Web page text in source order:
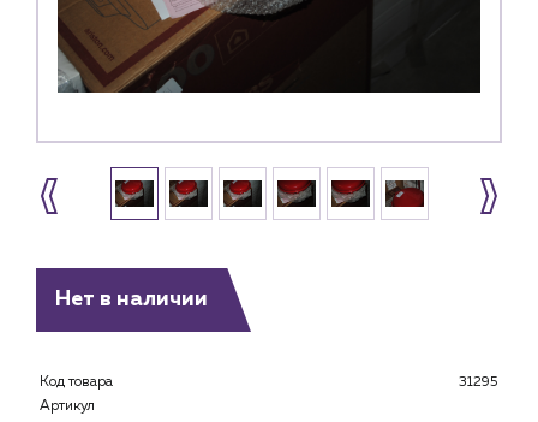
Нет в наличии
Код товара
31295
Артикул